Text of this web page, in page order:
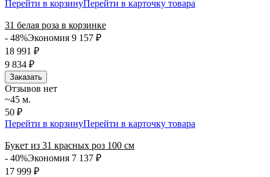
Перейти в корзинуПерейти в карточку товара
31 белая роза в корзинке
- 48%Экономия 9 157 ₽
18 991 ₽
9 834 ₽
Заказать
Отзывов нет
~45 м.
50 ₽
Перейти в корзинуПерейти в карточку товара
Букет из 31 красных роз 100 см
- 40%Экономия 7 137 ₽
17 999 ₽